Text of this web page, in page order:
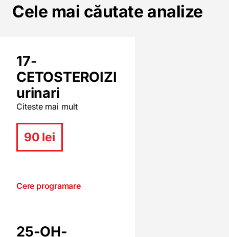
Cele mai căutate analize
17-
CETOSTEROIZI
urinari
Citeste mai mult
90 lei
Cere programare
25-OH-